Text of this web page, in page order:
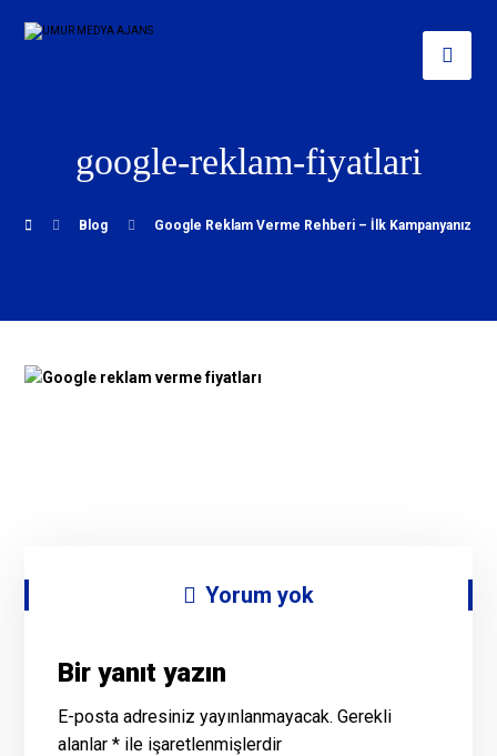
google-reklam-fiyatlari
Blog Google Reklam Verme Rehberi – İlk Kampanyanızı
Yorum yok
Bir yanıt yazın
E-posta adresiniz yayınlanmayacak. Gerekli
alanlar* ile işaretlenmişlerdir